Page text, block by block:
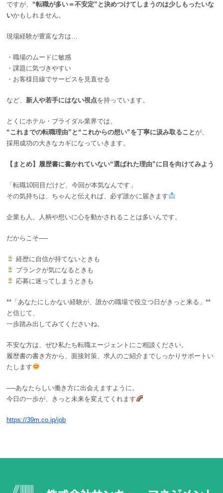
ですが、 “転職が多い＝不安定”と決めつけてしまうのは少しもったいな
いかもしれません。
現場経験が豊富な方は…
・職場のムードに敏感
・課題に気づきやすい
・お客様目線でサービスを見直せる
など、新人や若手にはない視点を持っています。
とくにホテル・ブライダル業界では、
“これまでの転職理由”と“これからの想い”を丁寧に汲み取ること が、
採用成功の大きなカギになっていきます。
【まとめ】履歴書に書かれていない“選ばれた理由”に目を向けてみよう
「転職10回目だけど、今回が本気なんです」
その気持ちは、ちゃんと伝えれば、必ず誰かに届きます
企業も人。人柄や想いに心を動かされることは多いんです。
だからこそ──
経歴に自信が持てないときも
ブランクが気になるときも
応募に迷ってしまうときも
**「あなたにしかない経験が、誰かの職場で役立つ日がきっと来る」**
と信じて、
一歩踏み出してみてくださいね。
不安な方は、ぜひ私たち転職エージェントにご相談ください。
履歴書の書き方から、面接対策、求人のご紹介までしっかりサポートい
たします
──あなたらしい働き方に出会えますように。
今日の一歩が、きっと未来を変えてくれます
https://39m.co.jp/job